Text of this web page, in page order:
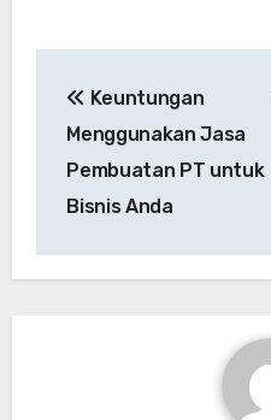
navigation
Keuntungan
Menggunakan Jasa
Pembuatan PT untuk
Bisnis Anda